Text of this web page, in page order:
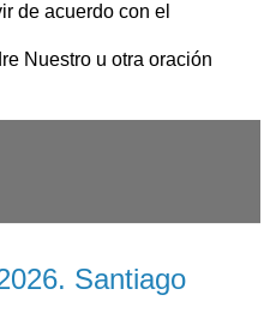
de acuerdo con el
Nuestro u otra oración
Santiago